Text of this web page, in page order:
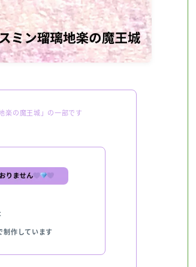
楽の魔王城」の一部です
制作しています